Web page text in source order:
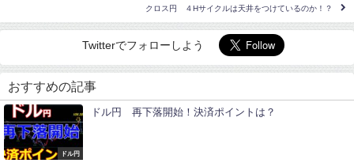
クロス円 ４Hサイクルは天井をつけているのか！？
Twitterでフォローしよう
おすすめの記事
ドル円
ドル円 再下落開始！決済ポイントは？